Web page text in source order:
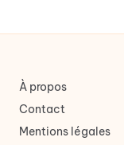
À propos
Contact
Mentions légales